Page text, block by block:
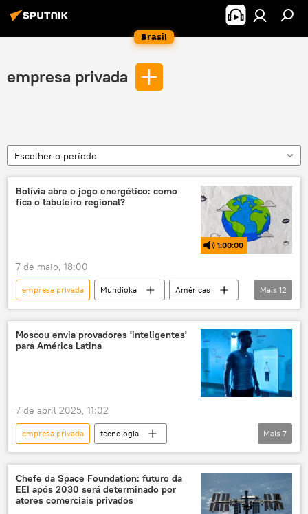
Brasil
empresa privada
Escolher o período
Bolívia abre o jogo energético: como
fica o tabuleiro regional?
1:00:00
7 de maio, 18:00
empresa privada Mundioka
Américas
Bolívia
América Latina
energia
importação
exportação
rádio
podcast
Brasil
iniciativa privada
Mais 12
Moscou envia provadores 'inteligentes'
para América Latina
7 de abril 2025, 11:02
empresa privada
tecnologia
Ciência e Tecnologia
empresa
vestido
roupa
3D
scanner 3D
inteligência artificial
Mais 7
Chefe da Space Foundation: futuro da
EEI após 2030 será determinado por
atores comerciais privados